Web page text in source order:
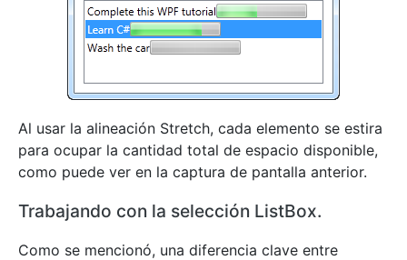
Al usar la alineación Stretch, cada elemento se estira
para ocupar la cantidad total de espacio disponible,
como puede ver en la captura de pantalla anterior.
Trabajando con la selección ListBox.
Como se mencionó, una diferencia clave entre